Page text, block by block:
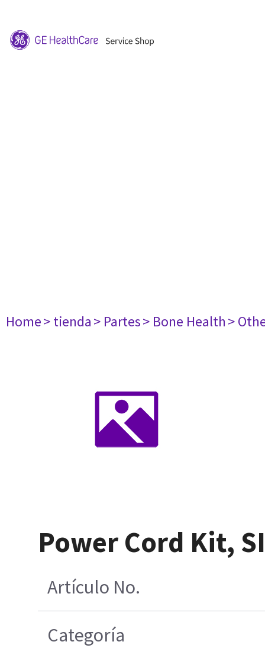
Home> tienda> Partes> Bone Health>
Power Cord Kit,
Artículo No.
Categoría